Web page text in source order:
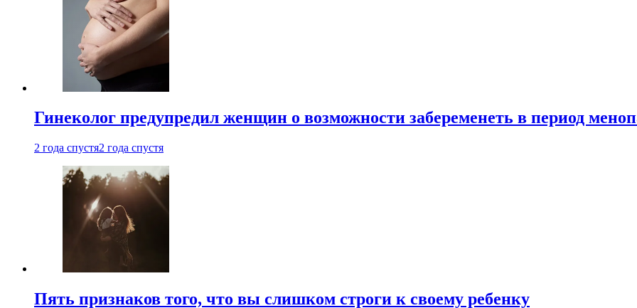
Гинеколог предупредил женщин о возможности забеременеть в период
2 года спустя2 года спустя
Пять признаков того, что вы слишком строги к своему ребенку